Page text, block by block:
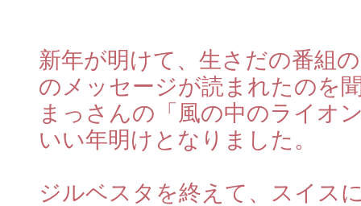
新年が明けて、生さだの番組
のメッセージが読まれたのを
まっさんの「風の中のライオ
いい年明けとなりました。
ジルベスタを終えて、スイス